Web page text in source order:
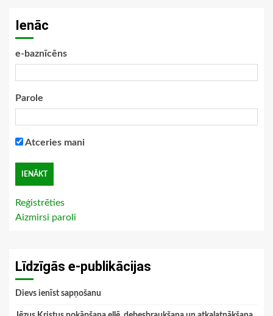
Ienāc
e-baznīcēns
Parole
Atceries mani
Reģistrēties
Aizmirsi paroli
Līdzīgās e-publikācijas
Dievs ienīst sapņošanu